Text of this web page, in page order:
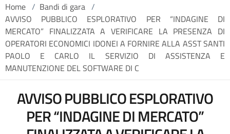
Home / Bandi di gara /
AVVISO PUBBLICO ESPLORATIVO PER “INDAGINE DI
MERCATO” FINALIZZATA A VERIFICARE LA PRESENZA DI
OPERATORI ECONOMICI IDONEI A FORNIRE ALLA ASST SANTI
PAOLO E CARLO IL SERVIZIO DI ASSISTENZA E
MANUTENZIONE DEL SOFTWARE DI C
AVVISO PUBBLICO ESPLORATIVO
PER “INDAGINE DI MERCATO”